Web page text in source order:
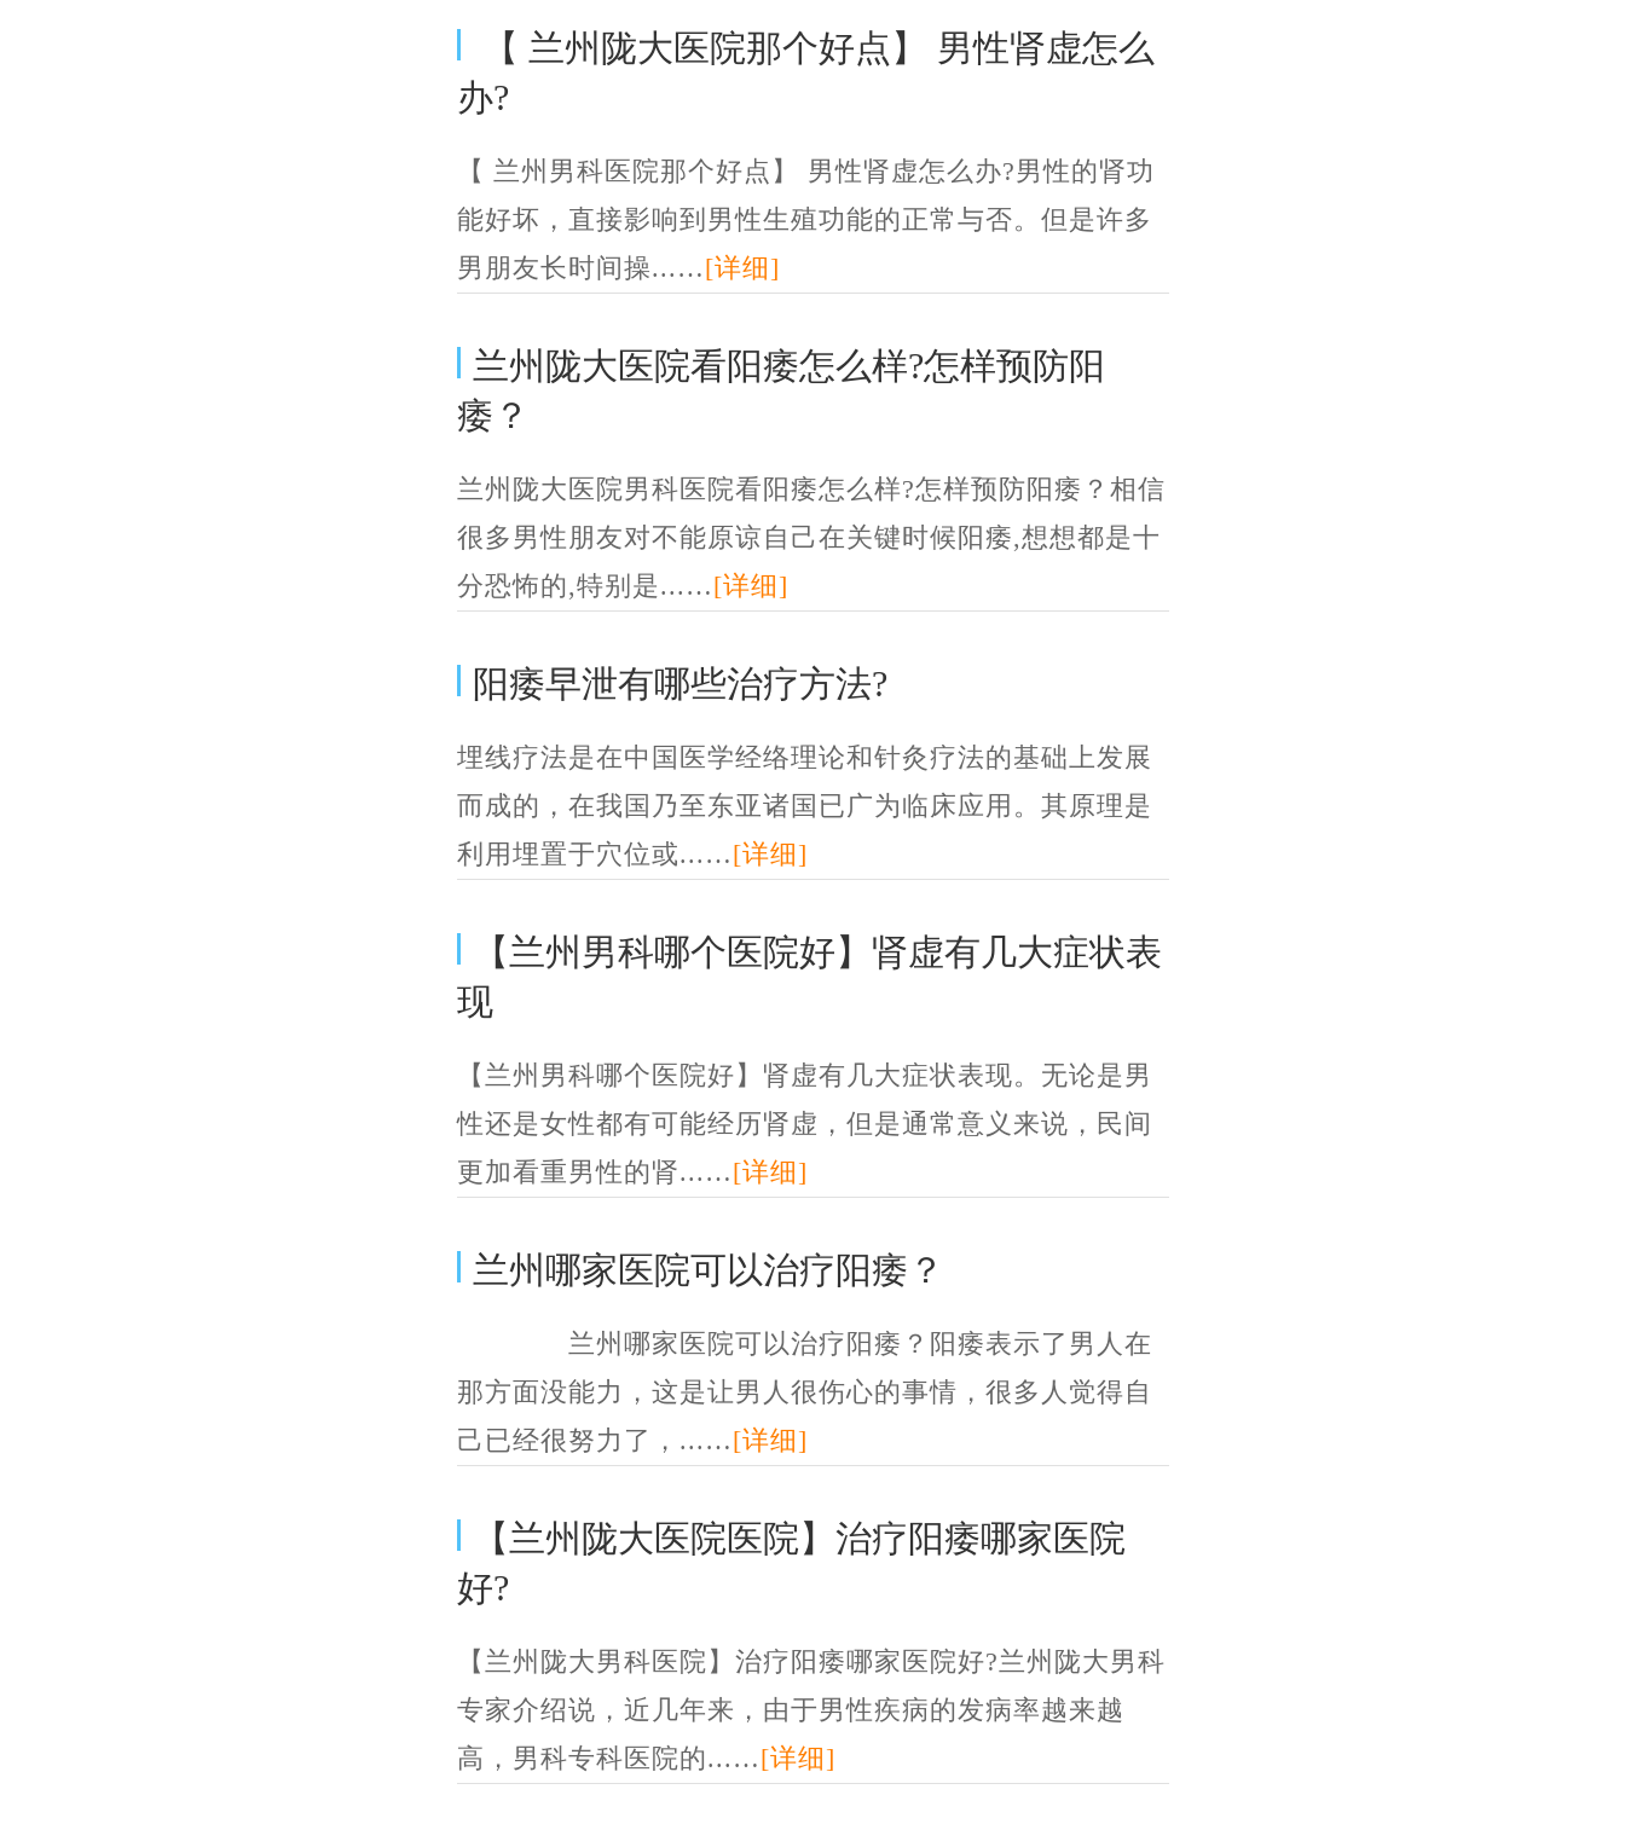
【 兰州陇大医院那个好点】 男性肾虚怎么
办?
【 兰州男科医院那个好点】 男性肾虚怎么办?男性的肾功
能好坏，直接影响到男性生殖功能的正常与否。但是许多
男朋友长时间操...…[详细]
兰州陇大医院看阳痿怎么样?怎样预防阳
痿？
兰州陇大医院男科医院看阳痿怎么样?怎样预防阳痿？相信
很多男性朋友对不能原谅自己在关键时候阳痿,想想都是十
分恐怖的,特别是...…[详细]
阳痿早泄有哪些治疗方法?
埋线疗法是在中国医学经络理论和针灸疗法的基础上发展
而成的，在我国乃至东亚诸国已广为临床应用。其原理是
利用埋置于穴位或...…[详细]
【兰州男科哪个医院好】肾虚有几大症状表
现
【兰州男科哪个医院好】肾虚有几大症状表现。无论是男
性还是女性都有可能经历肾虚，但是通常意义来说，民间
更加看重男性的肾...…[详细]
兰州哪家医院可以治疗阳痿？
兰州哪家医院可以治疗阳痿？阳痿表示了男人在
那方面没能力，这是让男人很伤心的事情，很多人觉得自
己已经很努力了，...…[详细]
【兰州陇大医院医院】治疗阳痿哪家医院
好?
【兰州陇大男科医院】治疗阳痿哪家医院好?兰州陇大男科
专家介绍说，近几年来，由于男性疾病的发病率越来越
高，男科专科医院的...…[详细]